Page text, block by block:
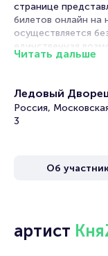
странице
билетов онлайн
осуществляется
единственная
концерт.
Portalbilet –
ваше имя занимает
Читать дальше
Ледовый
Россия,
3
Об
артист